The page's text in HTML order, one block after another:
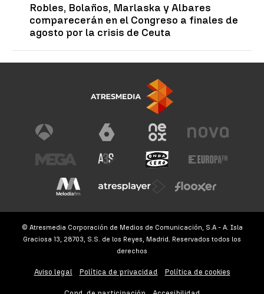
Robles, Bolaños, Marlaska y Albares
comparecerán en el Congreso a finales de
agosto por la crisis de Ceuta
© Atresmedia Corporación de Medios de Comunicación, S.A - A. Isla
Graciosa 13, 28703, S.S. de los Reyes, Madrid. Reservados todos los
derechos
Aviso legal Política de privacidad Política de cookies